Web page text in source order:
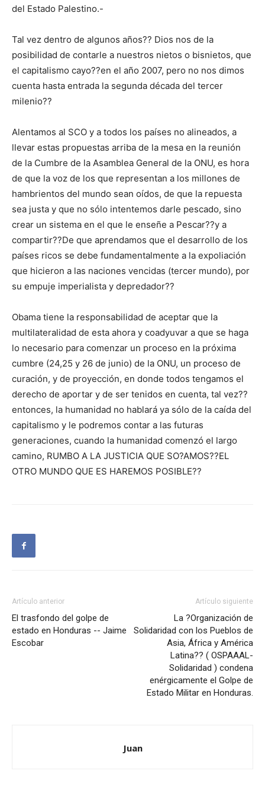
del Estado Palestino.-
Tal vez dentro de algunos años?? Dios nos de la
posibilidad de contarle a nuestros nietos o bisnietos, que
el capitalismo cayo??en el año 2007, pero no nos dimos
cuenta hasta entrada la segunda década del tercer
milenio??
Alentamos al SCO y a todos los países no alineados, a
llevar estas propuestas arriba de la mesa en la reunión
de la Cumbre de la Asamblea General de la ONU, es hora
de que la voz de los que representan a los millones de
hambrientos del mundo sean oídos, de que la repuesta
sea justa y que no sólo intentemos darle pescado, sino
crear un sistema en el que le enseñe a Pescar??y a
compartir??De que aprendamos que el desarrollo de los
países ricos se debe fundamentalmente a la expoliación
que hicieron a las naciones vencidas (tercer mundo), por
su empuje imperialista y depredador??
Obama tiene la responsabilidad de aceptar que la
multilateralidad de esta ahora y coadyuvar a que se haga
lo necesario para comenzar un proceso en la próxima
cumbre (24,25 y 26 de junio) de la ONU, un proceso de
curación, y de proyección, en donde todos tengamos el
derecho de aportar y de ser tenidos en cuenta, tal vez??
entonces, la humanidad no hablará ya sólo de la caída del
capitalismo y le podremos contar a las futuras
generaciones, cuando la humanidad comenzó el largo
camino, RUMBO A LA JUSTICIA QUE SO?AMOS??EL
OTRO MUNDO QUE ES HAREMOS POSIBLE??
Artículo anterior
El trasfondo del golpe de
estado en Honduras -- Jaime
Escobar
Artículo siguiente
La ?Organización de
Solidaridad con los Pueblos de
Asia, África y América
Latina?? ( OSPAAAL-
Solidaridad ) condena
enérgicamente el Golpe de
Estado Militar en Honduras.
Juan